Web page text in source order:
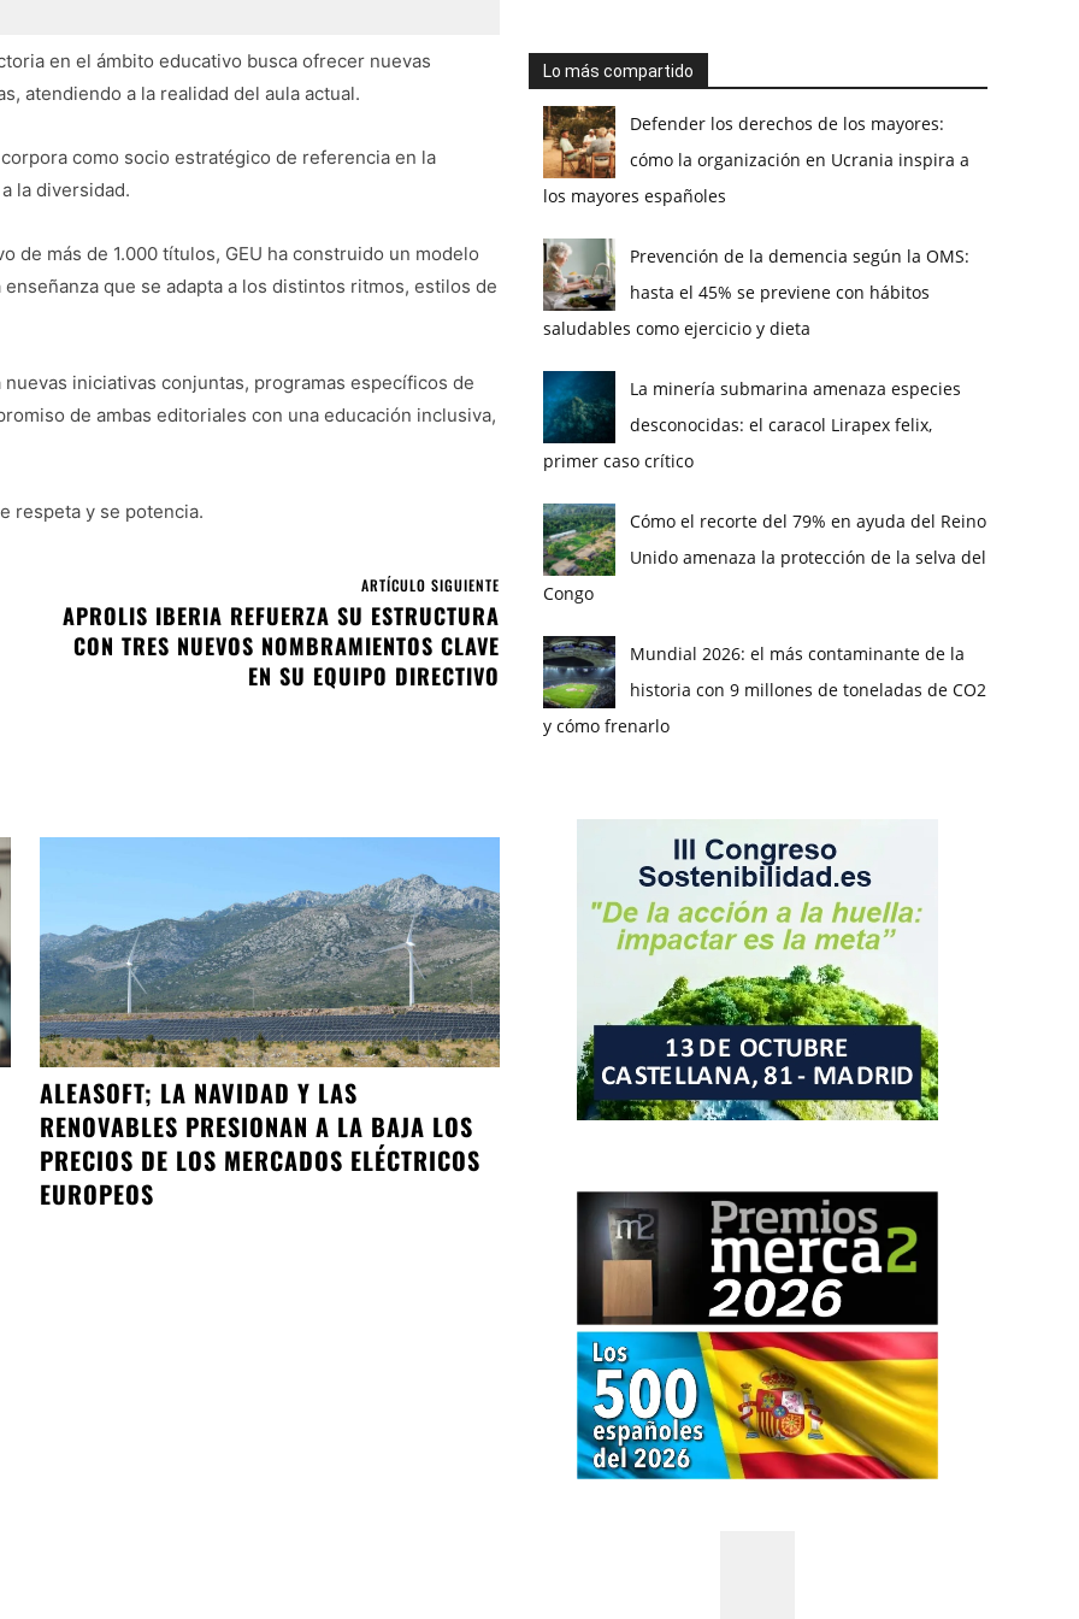
en el ámbito educativo busca ofrecer nuevas
atendiendo a la realidad del aula actual.
como socio estratégico de referencia en la
la diversidad.
de más de 1.000 títulos, GEU ha construido un modelo
que se adapta a los distintos ritmos, estilos de
iniciativas conjuntas, programas específicos de
de ambas editoriales con una educación inclusiva,
respeta y se potencia.
ARTÍCULO SIGUIENTE
APROLIS IBERIA REFUERZA SU ESTRUCTURA
CON TRES NUEVOS NOMBRAMIENTOS CLAVE
EN SU EQUIPO DIRECTIVO
ALEASOFT; LA NAVIDAD Y LAS
RENOVABLES PRESIONAN A LA BAJA LOS
PRECIOS DE LOS MERCADOS ELÉCTRICOS
EUROPEOS
Lo más compartido
Defender los derechos de los mayores:
cómo la organización en Ucrania inspira a
los mayores españoles
Prevención de la demencia según la OMS:
hasta el 45% se previene con hábitos
saludables como ejercicio y dieta
La minería submarina amenaza especies
desconocidas: el caracol Lirapex felix,
primer caso crítico
Cómo el recorte del 79% en ayuda del Reino
Unido amenaza la protección de la selva del
Congo
Mundial 2026: el más contaminante de la
historia con 9 millones de toneladas de CO2
y cómo frenarlo